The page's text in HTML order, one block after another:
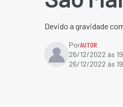
Devido a gravidade
PorAUTOR
26/12/2022 às
26/12/2022 às